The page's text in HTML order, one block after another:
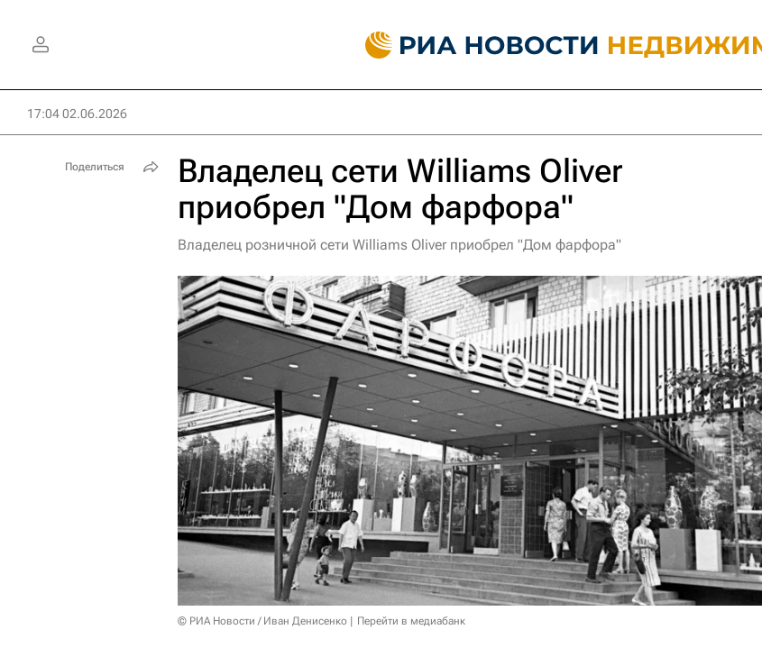
17:04 02.06.2026
Владелец сети Williams Oliver
приобрел "Дом фарфора"
Владелец розничной сети Williams Oliver приобрел "Дом фарфора"
© РИА Новости / Иван Денисенко Перейти в медиабанк
Поделиться